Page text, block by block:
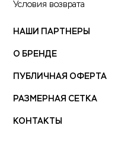
Условия возврата
НАШИ ПАРТНЕРЫ
О БРЕНДЕ
ПУБЛИЧНАЯ ОФЕРТА
РАЗМЕРНАЯ СЕТКА
КОНТАКТЫ